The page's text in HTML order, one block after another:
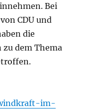
Bei
CDU und
die
dem Thema
im-